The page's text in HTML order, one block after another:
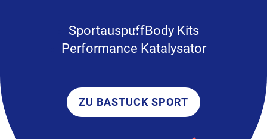
SportauspuffBody Kits
Performance Katalysator
ZU BASTUCK SPORT